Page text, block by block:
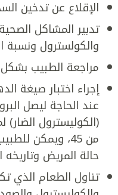
الإقلاع عن تدخين
تدبير المشاكل
والكولسترول
مراجعة الطبيب
إجراء اختبار صيغة
عند الحاجة ليصل
من 45، ويمكن
حالة المريض
تناول الطعام الذي